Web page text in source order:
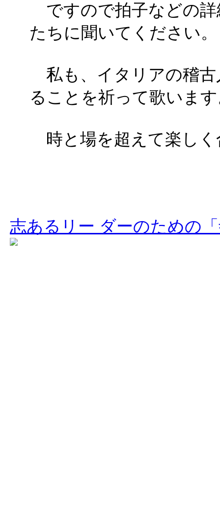
ですので拍子などの詳
たちに聞いてください。
私も、イタリアの稽古
ることを祈って歌いま
時と場を超えて楽し
志あるリー ダーのための